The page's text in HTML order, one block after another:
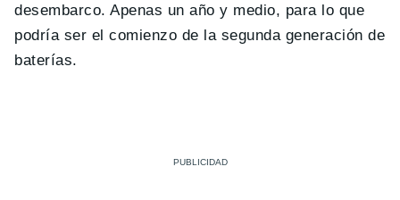
desembarco. Apenas un año y medio, para lo que
podría ser el comienzo de la segunda generación de
baterías.